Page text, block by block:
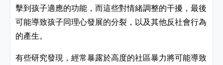
擊到孩子適應的功能，而這些對情緒調整的干擾，最後
可能導致孩子同理心發展的分裂，以及其他反社會行為
的產生。
有些研究發現，經常暴露於高度的社區暴力將可能導致